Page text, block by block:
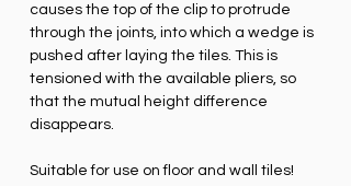
causes the top of the clip to protrude
through the joints, into which a wedge is
pushed after laying the tiles. This is
tensioned with the available pliers, so
that the mutual height difference
disappears.
Suitable for use on floor and wall tiles!